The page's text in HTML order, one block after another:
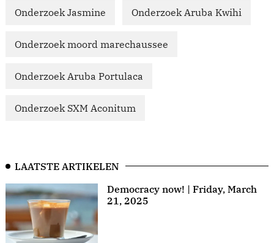
Onderzoek Jasmine Onderzoek Aruba Kwihi
Onderzoek moord marechaussee
Onderzoek Aruba Portulaca
Onderzoek SXM Aconitum
LAATSTE ARTIKELEN
Democracy now! | Friday, March
21, 2025